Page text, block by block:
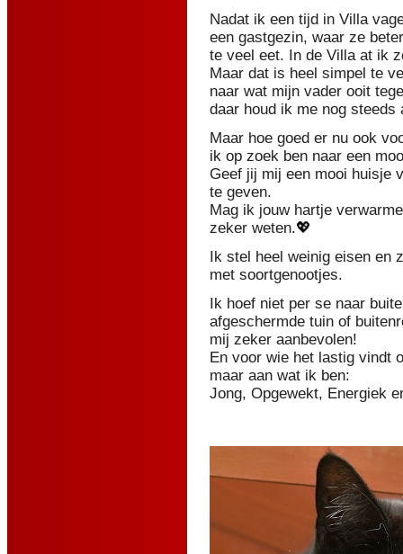
Nadat ik een tijd in Villa
een gastgezin, waar ze
te veel eet. In de Villa at ik
Maar dat is heel simpel te
naar wat mijn vader ooit
daar houd ik me nog steeds
Maar hoe goed er nu ook
ik op zoek ben naar een
Geef jij mij een mooi huisje
te geven.
Mag ik jouw hartje
zeker weten.💖
Ik stel heel weinig eisen en
met soortgenootjes.
Ik hoef niet per se naar
afgeschermde tuin of
mij zeker aanbevolen!
En voor wie het lastig vindt
maar aan wat ik ben:
Jong, Opgewekt, Energiek